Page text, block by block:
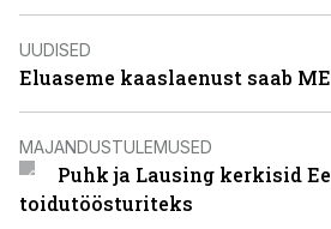
UUDISED
Eluaseme kaaslaenust saab
MAJANDUSTULEMUSED
Puhk ja Lausing kerkisid
toidutöösturiteks